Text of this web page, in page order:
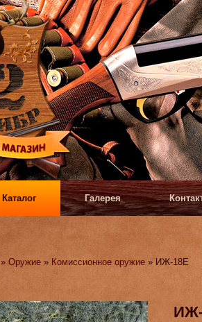
Каталог Галерея
»Оружие » Комиссионное оружие » ИЖ-18Е